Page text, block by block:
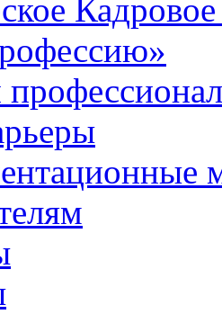
Кадровое